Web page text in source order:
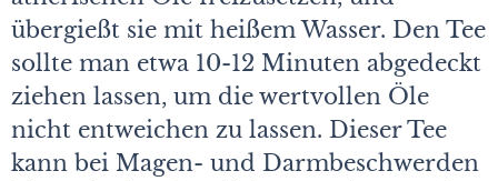
übergießt sie mit heißem Wasser. Den Tee
sollte man etwa 10-12 Minuten abgedeckt
ziehen lassen, um die wertvollen Öle
nicht entweichen zu lassen. Dieser Tee
kann bei Magen- und Darmbeschwerden